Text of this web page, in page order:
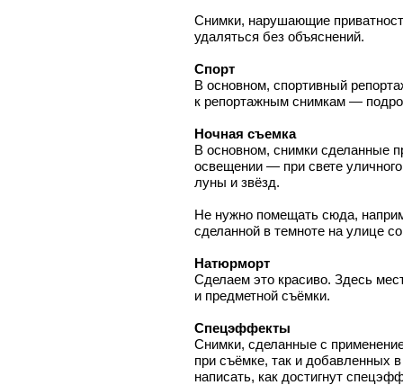
Снимки, нарушающие
удаляться без объяснений.
Спорт
В основном, спортивный
к репортажным снимкам —
Ночная съемка
В основном, снимки сделанные
освещении — при свете
луны и звёзд.
Не нужно помещать сюда,
сделанной в темноте на улице
Натюрморт
Сделаем это красиво. Здесь
и предметной съёмки.
Спецэффекты
Снимки, сделанные с
при съёмке, так и добавленных
написать, как достигнут